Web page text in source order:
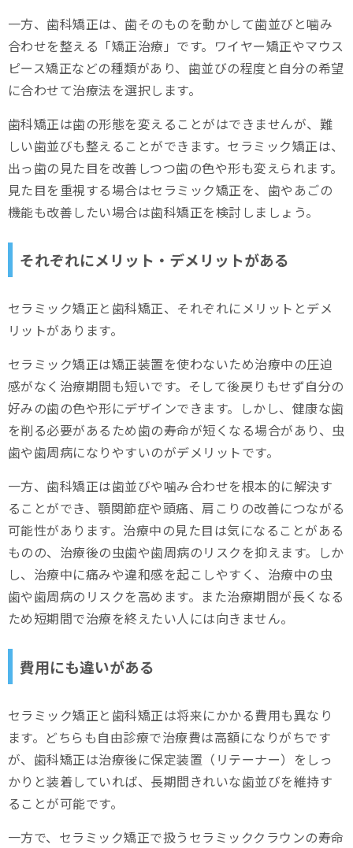
一方、歯科矯正は、歯そのものを動かして歯並びと噛み
合わせを整える「矯正治療」です。ワイヤー矯正やマウス
ピース矯正などの種類があり、歯並びの程度と自分の希望
に合わせて治療法を選択します。
歯科矯正は歯の形態を変えることがはできませんが、難
しい歯並びも整えることができます。セラミック矯正は、
出っ歯の見た目を改善しつつ歯の色や形も変えられます。
見た目を重視する場合はセラミック矯正を、歯やあごの
機能も改善したい場合は歯科矯正を検討しましょう。
それぞれにメリット・デメリットがある
セラミック矯正と歯科矯正、それぞれにメリットとデメ
リットがあります。
セラミック矯正は矯正装置を使わないため治療中の圧迫
感がなく治療期間も短いです。そして後戻りもせず自分の
好みの歯の色や形にデザインできます。しかし、健康な歯
を削る必要があるため歯の寿命が短くなる場合があり、虫
歯や歯周病になりやすいのがデメリットです。
一方、歯科矯正は歯並びや噛み合わせを根本的に解決す
ることができ、顎関節症や頭痛、肩こりの改善につながる
可能性があります。治療中の見た目は気になることがある
ものの、治療後の虫歯や歯周病のリスクを抑えます。しか
し、治療中に痛みや違和感を起こしやすく、治療中の虫
歯や歯周病のリスクを高めます。また治療期間が長くなる
ため短期間で治療を終えたい人には向きません。
費用にも違いがある
セラミック矯正と歯科矯正は将来にかかる費用も異なり
ます。どちらも自由診療で治療費は高額になりがちです
が、歯科矯正は治療後に保定装置（リテーナー）をしっ
かりと装着していれば、長期間きれいな歯並びを維持す
ることが可能です。
一方で、セラミック矯正で扱うセラミッククラウンの寿命